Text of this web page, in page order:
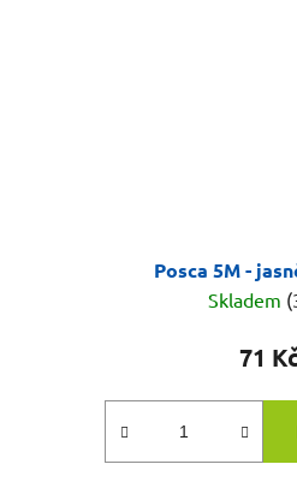
Posca 5M -
Skladem
71